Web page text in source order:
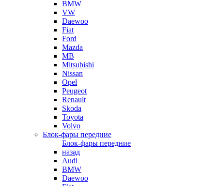
BMW
VW
Daewoo
Fiat
Ford
Mazda
MB
Mitsubishi
Nissan
Opel
Peugeot
Renault
Skoda
Toyota
Volvo
Блок-фары передние
Блок-фары передние
назад
Audi
BMW
Daewoo